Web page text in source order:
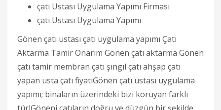
çatı Ustası Uygulama Yapımı Firması
çatı Ustası Uygulama Yapımı
Gönen çatı ustası çatı uygulama yapımı Çatı
Aktarma Tamir Onarım Gönen çatı aktarma Gönen
çatı tamir membran çatı şıngıl çatı ahşap çatı
yapan usta çatı fiyatıGönen çatı ustası uygulama
yapımı; binaların üzerindeki bizi koruyan farklı
türlGöneni çatıların doğru ve düzgün bir şekilde